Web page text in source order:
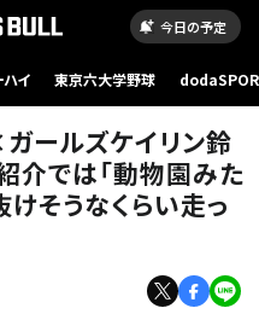
今日の予定
ハイ 東京六大学野球
ールズケイリン鈴
では「動物園みた
けそうなくらい走っ